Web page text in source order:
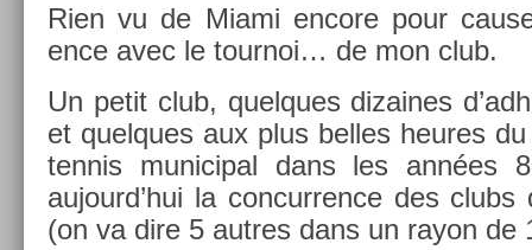
Rien vu de Miami en­core pour
ence avec le tour­noi… de mon club.
Un petit club, quel­ques di­zaines
et quel­ques aux plus be­lles heures
ten­nis municip­al dans les années
aujourd’hui la con­curr­ence des
(on va dire 5 aut­res dans un rayon de